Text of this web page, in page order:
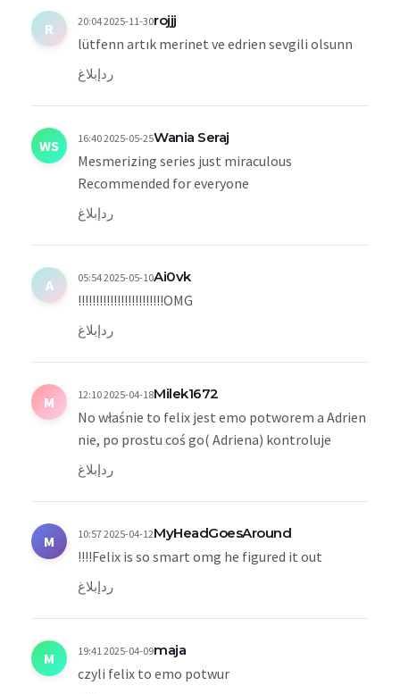
R rojjj
2025-11-30 20:04
lütfenn artık merinet ve edrien sevgili olsunn
ردإبلاغ
WS Wania Seraj
2025-05-25 16:40
Mesmerizing series just miraculous
Recommended for everyone
ردإبلاغ
A Ai0vk
2025-05-10 05:54
OMG!!!!!!!!!!!!!!!!!!!!!!!!
ردإبلاغ
M Milek1672
2025-04-18 12:10
No właśnie to felix jest emo potworem a Adrien
nie, po prostu coś go( Adriena) kontroluje
ردإبلاغ
M MyHeadGoesAround
2025-04-12 10:57
Felix is so smart omg he figured it out!!!!
ردإبلاغ
M maja
2025-04-09 19:41
czyli felix to emo potwur